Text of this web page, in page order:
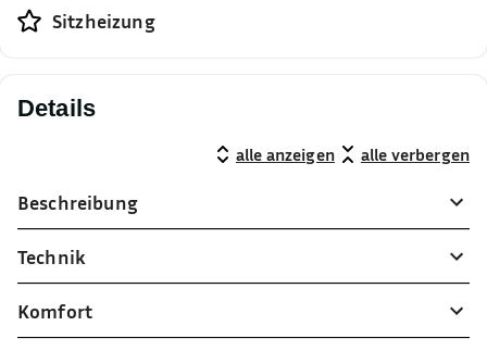
Sitzheizung
Details
alle anzeigen alle verbergen
Beschreibung
Technik
Komfort